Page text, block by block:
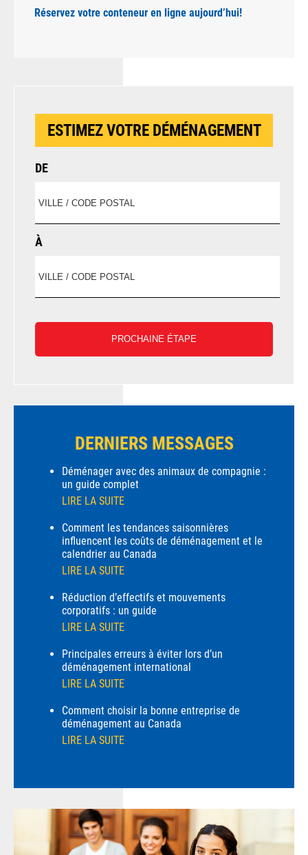
Réservez votre conteneur en ligne aujourd’hui!
ESTIMEZ VOTRE DÉMÉNAGEMENT
DE
À
DERNIERS MESSAGES
Déménager avec des animaux de compagnie :
un guide complet
LIRE LA SUITE
Comment les tendances saisonnières
influencent les coûts de déménagement et le
calendrier au Canada
LIRE LA SUITE
Réduction d’effectifs et mouvements
corporatifs : un guide
LIRE LA SUITE
Principales erreurs à éviter lors d’un
déménagement international
LIRE LA SUITE
Comment choisir la bonne entreprise de
déménagement au Canada
LIRE LA SUITE